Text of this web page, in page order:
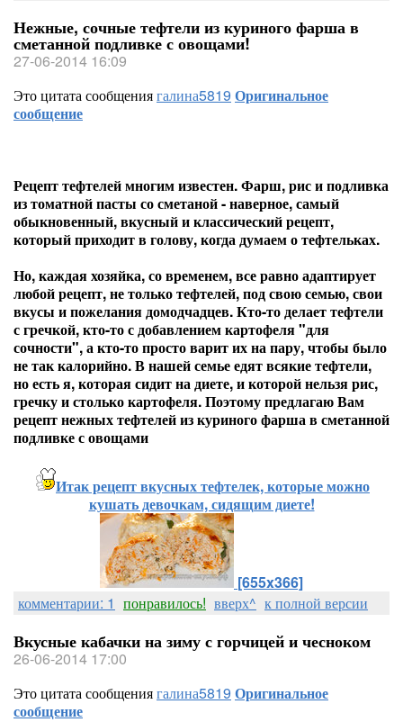
Нежные, сочные тефтели из куриного фарша в
сметанной подливке с овощами!
27-06-2014 16:09
Это цитата сообщениягалина5819 Оригинальное
сообщение
Рецепт тефтелей многим известен. Фарш, рис и подливка
из томатной пасты со сметаной - наверное, самый
обыкновенный, вкусный и классический рецепт,
который приходит в голову, когда думаем о тефтельках.
Но, каждая хозяйка, со временем, все равно адаптирует
любой рецепт, не только тефтелей, под свою семью, свои
вкусы и пожелания домодчадцев. Кто-то делает тефтели
с гречкой, кто-то с добавлением картофеля "для
сочности", а кто-то просто варит их на пару, чтобы было
не так калорийно. В нашей семье едят всякие тефтели,
но есть я, которая сидит на диете, и которой нельзя рис,
гречку и столько картофеля. Поэтому предлагаю Вам
рецепт нежных тефтелей из куриного фарша в сметанной
подливке с овощами
Итак рецепт вкусных тефтелек, которые можно
кушать девочкам, сидящим диете!
[655x366]
комментарии: 1 понравилось! вверх^ к полной версии
Вкусные кабачки на зиму с горчицей и чесноком
26-06-2014 17:00
Это цитата сообщениягалина5819 Оригинальное
сообщение